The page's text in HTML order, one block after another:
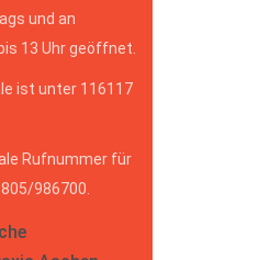
und an
13 Uhr geöffnet.
ist unter 116117
Rufnummer für
986700.